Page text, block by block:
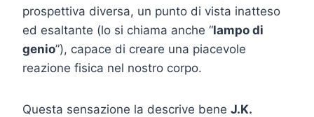
prospettiva diversa, un punto di vista inatteso
ed esaltante (lo si chiama anche “lampo di
genio”), capace di creare una piacevole
reazione fisica nel nostro corpo.
Questa sensazione la descrive bene J.K.